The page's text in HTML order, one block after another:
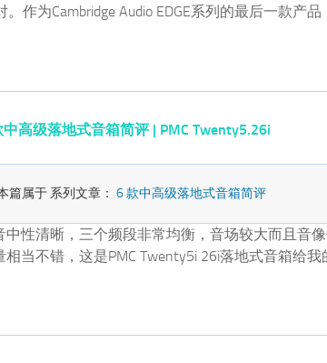
。作为Cambridge Audio EDGE系列的最后一款产
中高级落地式音箱简评 | PMC Twenty5.26i
篇属于 系列文章：6 款中高级落地式音箱简评
中性清晰，三个频段非常均衡，音场较大而且音
相当不错，这是PMC Twenty5i 26i落地式音箱给我